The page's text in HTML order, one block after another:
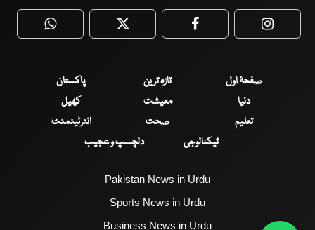
WhatsApp Twitter Facebook
صفحۂ اول تازہ ترین
پاکستان
دنیا
معیشت
کھیل
تعلیم
صحت
انٹرٹینمنٹ
ٹیکنالوجی
دلچسپ و عجیب
Pakistan News in Urdu
Sports News in Urdu
Business News in Urdu